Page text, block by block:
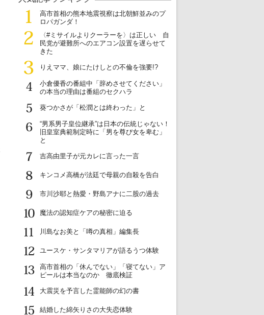
1
高市首相の熊本地震視察は北朝鮮並みのプ
ロパガンダ！
2
〈#ミサイルよりクーラーを〉は正しい 自
民党が避難所へのエアコン設置を遅らせて
きた
3
りえママ、娘にたけしとの不倫を強要!?
4
小倉優香の番組中「辞めさせてください」
の本当の理由は番組のセクハラ
5
葵つかさが「松潤とは終わった」と
6
“男系男子皇位継承”は日本の伝統じゃない！
旧皇室典範制定時に「男を尊び女を卑む」
と
7
吉高由里子が元カレに言った一言
8
キンコメ高橋が法廷で母親の自殺を告白
9
市川沙耶と熱愛・野島アナに二股の過去
10
魔法の認知症ケアの秘密に迫る
11
川島なお美と「噂の真相」編集長
12
ユースケ・サンタマリアが語るうつ体験
13
高市首相の「休んでない」「寝てない」ア
ピールは本当なのか 徹底検証
14
大震災を予言した霊能師の幻の書
15
結婚した綿矢りさの大失恋体験